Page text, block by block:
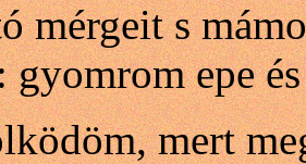
mérgeit s
gyomrom epe
mert